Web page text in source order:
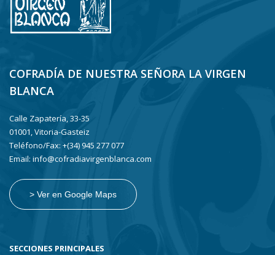
COFRADÍA DE NUESTRA SEÑORA LA VIRGEN
BLANCA
Calle Zapatería, 33-35
01001, Vitoria-Gasteiz
Teléfono/Fax: +(34) 945 277 077
Email: info@cofradiavirgenblanca.com
> Ver en Google Maps
SECCIONES PRINCIPALES